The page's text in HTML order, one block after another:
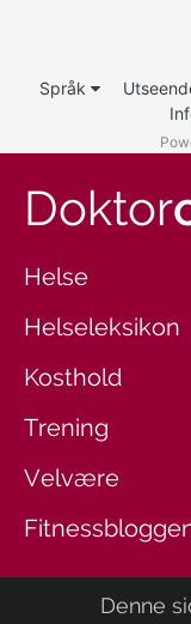
Språk
Doktor
Helse
Helseleksikon
Kosthold
Trening
Velvære
Denne